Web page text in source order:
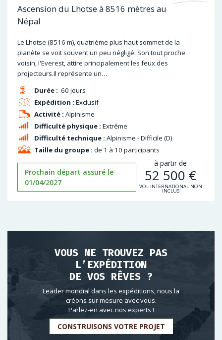
Ascension du Lhotse à 8516 mètres au
Népal
Le Lhotse (8516 m), quatrième plus haut sommet de la
planète se voit souvent un peu négligé. Son tout proche
voisin, l'Everest, attire principalement les feux des
projecteurs.Il représente un…
Durée : 60 jours
Difficulté physique : Extrême
Expédition : Exclusif
Difficulté technique : Alpinisme - Difficile (D)
Activité : Alpinisme
Taille du groupe : de 1 à 10 participants
Prochain départ assuré le
01/04/2027
à partir de
52 500 €
VOL INTERNATIONAL NON
INCLUS
VOUS NE TROUVEZ PAS
L’EXPÉDITION
DE VOS RÊVES ?
Leader mondial dans les expéditions, nous la
créons sur mesure avec vous.
Parlez-en avec nos experts !
CONSTRUISONS VOTRE PROJET